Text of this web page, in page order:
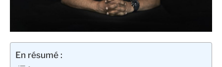
En résumé :